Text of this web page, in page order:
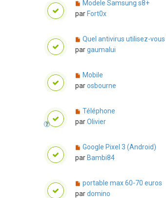
Modele Samsung s8+
parFort0x
Quel antivirus utilisez-vous
pargaumalui
Mobile
parosbourne
Téléphone
parOlivier
Google Pixel 3 (Android)
parBambi84
portable max 60-70 euros
pardomino